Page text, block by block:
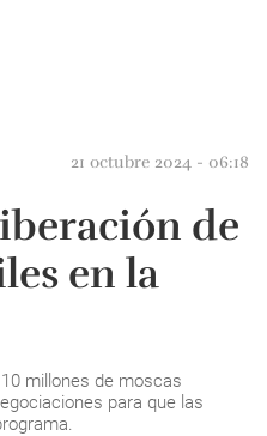
21 octubre 2024 - 06:18
de
en la
millones de moscas
para que las